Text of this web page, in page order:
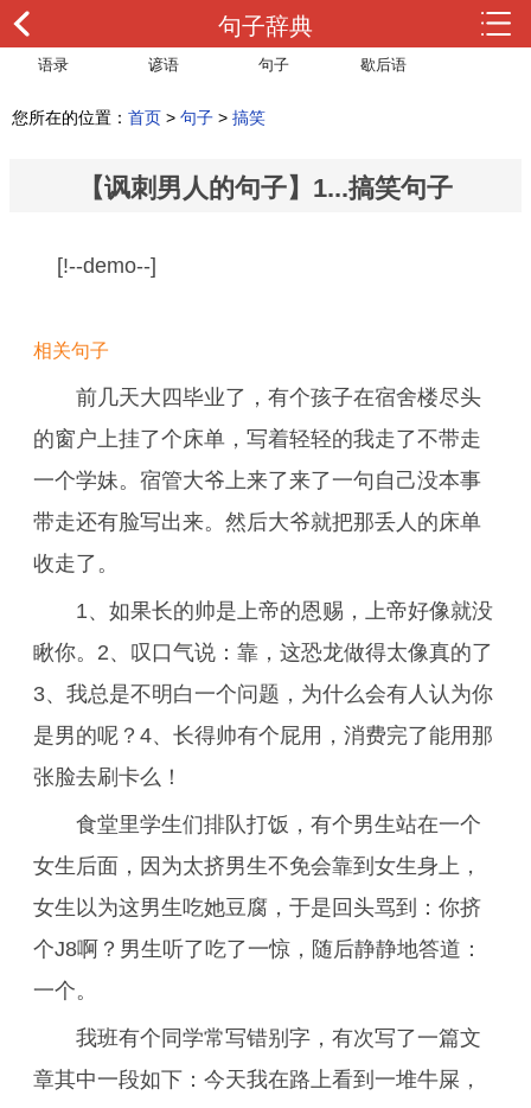
句子辞典
语录 谚语 句子 歇后语
您所在的位置： 首页 > 句子 > 搞笑
【讽刺男人的句子】1...搞笑句子
[!--demo--]
相关句子
前几天大四毕业了，有个孩子在宿舍楼尽头
的窗户上挂了个床单，写着轻轻的我走了不带走
一个学妹。宿管大爷上来了来了一句自己没本事
带走还有脸写出来。然后大爷就把那丢人的床单
收走了。
1、如果长的帅是上帝的恩赐，上帝好像就没
瞅你。2、叹口气说：靠，这恐龙做得太像真的了
3、我总是不明白一个问题，为什么会有人认为你
是男的呢？4、长得帅有个屁用，消费完了能用那
张脸去刷卡么！
食堂里学生们排队打饭，有个男生站在一个
女生后面，因为太挤男生不免会靠到女生身上，
女生以为这男生吃她豆腐，于是回头骂到：你挤
个J8啊？男生听了吃了一惊，随后静静地答道：
一个。
我班有个同学常写错别字，有次写了一篇文
章其中一段如下：今天我在路上看到一堆牛屎，